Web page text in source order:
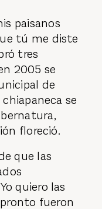
paisanos
tú me diste
tres
2005 se
de
se
floreció.
que las
quiero las
pronto fueron